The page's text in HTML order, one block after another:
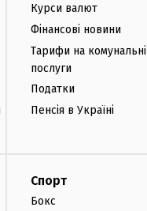
Курси валют
Фінансові новини
Тарифи на комунальні
послуги
Податки
Пенсія в Україні
Спорт
Бокс